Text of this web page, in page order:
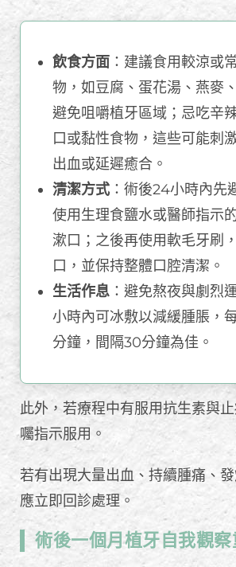
飲食方面 ：建議食用較涼或
物，如豆腐、蛋花湯、燕麥
避免咀嚼植牙區域；忌吃辛
口或黏性食物，這些可能刺
出血或延遲癒合。
清潔方式 ：術後24小時內先
使用生理食鹽水或醫師指示
漱口；之後再使用軟毛牙刷
口，並保持整體口腔清潔。
生活作息 ：避免熬夜與劇烈
小時內可冰敷以減緩腫脹，
分鐘，間隔30分鐘為佳。
此外，若療程中有服用抗生素與
囑指示服用。
若有出現大量出血、持續腫痛、
應立即回診處理。
術後一個月植牙自我觀察